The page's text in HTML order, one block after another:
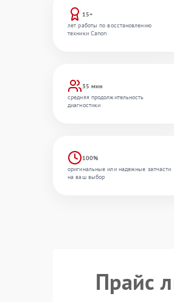
15+
лет работы по восстановлению
техники Canon
35 мин
средняя продолжительность
диагностики
100%
оригинальные или надежные запчасти
на ваш выбор
Прайс